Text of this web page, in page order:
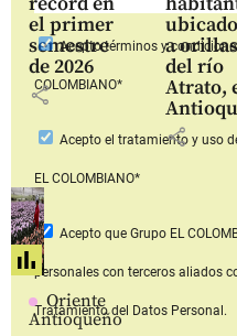
el primer
semestre
de 2026
share
a orillas
del río
Atrato,
share
Oriente
Antioqueño
Aceptotérminos y
COLOMBIANO*
Acepto el tratamiento y uso
EL COLOMBIANO*
Acepto que Grupo EL
personales con terceros aliados
Tratamiento del Datos Personal.